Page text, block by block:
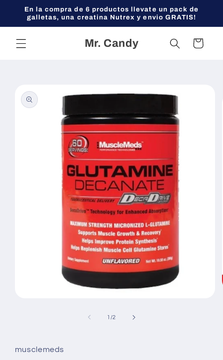
directamente
al contenido
En la compra de 6 productos llevate un pack de
galletas, una creatina Nutrex y envio GRATIS!
Mr. Candy Carrito
información
ventana
modal
1 /de
2
musclemeds